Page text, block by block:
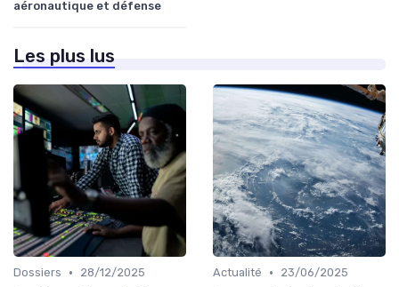
aéronautique et défense
Les plus lus
Dossiers •
28/12/2025
Actualité •
23/06/2025